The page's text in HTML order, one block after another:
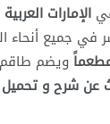
الإمارات العربية
في جميع أنحاء
ويضم
عن شرح و تحميل